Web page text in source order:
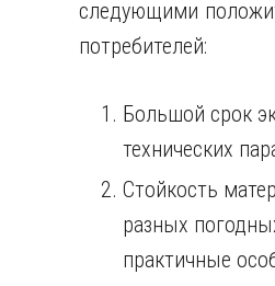
следующими
потребителей:
Большой срок
технических
Стойкость
разных
практичные